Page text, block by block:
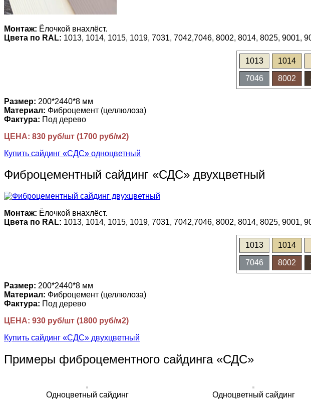
Монтаж: Ёлочкой внахлёст.
Цвета по RAL: 1013, 1014, 1015, 1019, 7031, 7042,7046, 8002, 8014, 8025, 9001,
1013 1014
7046 8002
Размер: 200*2440*8 мм
Материал: Фиброцемент (целлюлоза)
Фактура: Под дерево
ЦЕНА: 830 руб/шт (1700 руб/м2)
Купить сайдинг «СДС» одноцветный
Фиброцементный сайдинг «СДС» двухцветный
Монтаж: Ёлочкой внахлёст.
Цвета по RAL: 1013, 1014, 1015, 1019, 7031, 7042,7046, 8002, 8014, 8025, 9001,
1013 1014
7046 8002
Размер: 200*2440*8 мм
Материал: Фиброцемент (целлюлоза)
Фактура: Под дерево
ЦЕНА: 930 руб/шт (1800 руб/м2)
Купить сайдинг «СДС» двухцветный
Примеры фиброцементного сайдинга «СДС»
Одноцветный сайдинг Одноцветный сайдинг